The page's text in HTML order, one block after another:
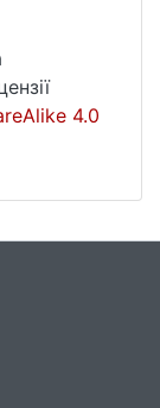
4.0